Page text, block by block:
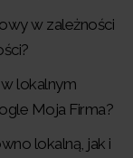
w zależności
lokalnym
Moja Firma?
lokalną, jak i